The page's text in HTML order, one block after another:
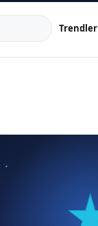
Trendler